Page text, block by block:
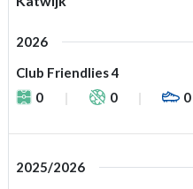
2026
Club Friendlies 4
0
0 0
2025/2026